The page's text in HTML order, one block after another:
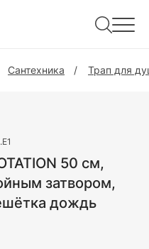
Сантехника Трап для
50 см,
затвором,
дождь